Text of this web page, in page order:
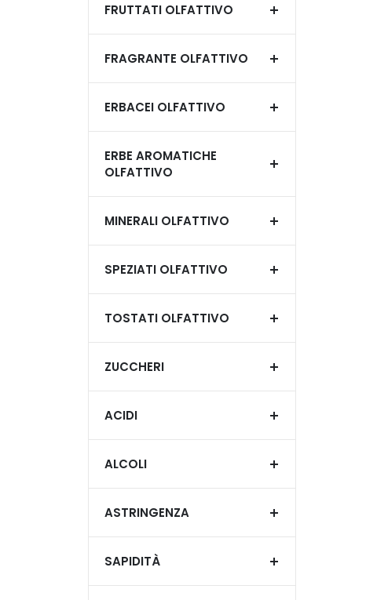
FRUTTATI OLFATTIVO
FRAGRANTE OLFATTIVO
ERBACEI OLFATTIVO
ERBE AROMATICHE
OLFATTIVO
MINERALI OLFATTIVO
SPEZIATI OLFATTIVO
TOSTATI OLFATTIVO
ZUCCHERI
ACIDI
ALCOLI
ASTRINGENZA
SAPIDITÀ